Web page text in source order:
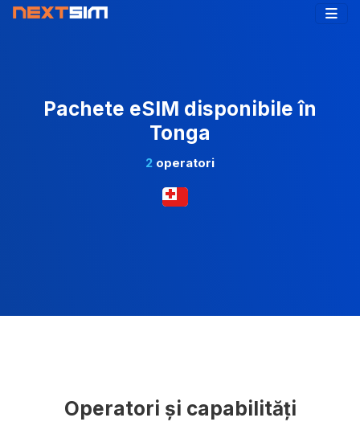
Pachete eSIM disponibile în
Tonga
2 operatori
Operatori și capabilități